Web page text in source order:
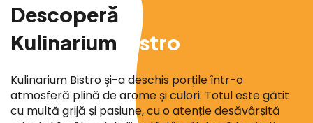
Meniul Zilei
Evenimente
Media
Despre noi
Descoperă
Kulinarium
Bistro
Kulinarium Bistro și-a deschis porțile într-o
atmosferă plină de arome și culori. Totul este gătit
cu multă grijă și pasiune, cu o atenție desăvârșită